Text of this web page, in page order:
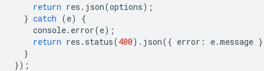
return res . json(options);
} catch (e)
{
console. error(e);
return res . status(400). json({ error : e.message
}
});